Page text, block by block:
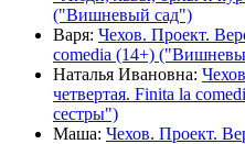
("Вишневый сад")
Варя: Чехов. Проект.
comedia (14+)
Наталья Ивановна:
четвертая. Finita la
сестры")
Маша: Чехов. Проект.